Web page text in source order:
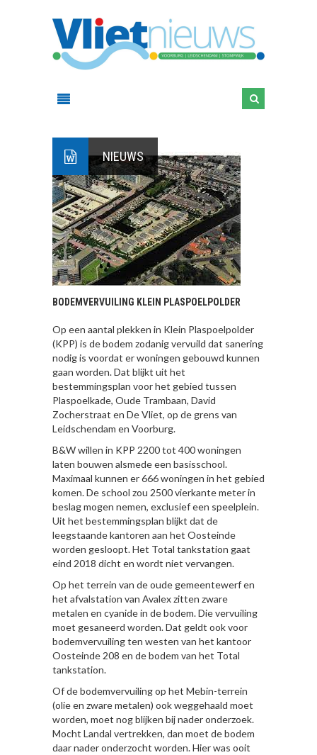
NIEUWS
BODEMVERVUILING KLEIN PLASPOELPOLDER
Op een aantal plekken in Klein Plaspoelpolder
(KPP) is de bodem zodanig vervuild dat sanering
nodig is voordat er woningen gebouwd kunnen
gaan worden. Dat blijkt uit het
bestemmingsplan voor het gebied tussen
Plaspoelkade, Oude Trambaan, David
Zocherstraat en De Vliet, op de grens van
Leidschendam en Voorburg.
B&W willen in KPP 2200 tot 400 woningen
laten bouwen alsmede een basisschool.
Maximaal kunnen er 666 woningen in het gebied
komen. De school zou 2500 vierkante meter in
beslag mogen nemen, exclusief een speelplein.
Uit het bestemmingsplan blijkt dat de
leegstaande kantoren aan het Oosteinde
worden gesloopt. Het Total tankstation gaat
eind 2018 dicht en wordt niet vervangen.
Op het terrein van de oude gemeentewerf en
het afvalstation van Avalex zitten zware
metalen en cyanide in de bodem. Die vervuiling
moet gesaneerd worden. Dat geldt ook voor
bodemvervuiling ten westen van het kantoor
Oosteinde 208 en de bodem van het Total
tankstation.
Of de bodemvervuiling op het Mebin-terrein
(olie en zware metalen) ook weggehaald moet
worden, moet nog blijken bij nader onderzoek.
Mocht Landal vertrekken, dan moet de bodem
daar nader onderzocht worden. Hier was ooit